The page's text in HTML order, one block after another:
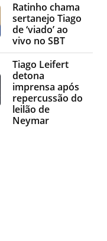
Ratinho chama
sertanejo Tiago
de ‘viado’ ao
vivo no SBT
Tiago Leifert
detona
imprensa após
repercussão do
leilão de
Neymar